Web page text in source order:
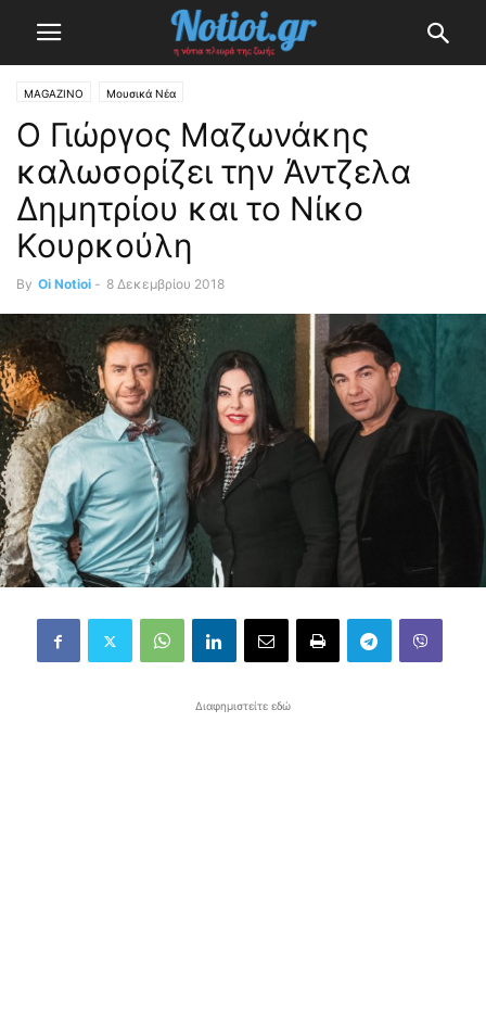
MAGAZINO Μουσικά Νέα
Ο Γιώργος Μαζωνάκης
καλωσορίζει την Άντζελα
Δημητρίου και το Νίκο
Κουρκούλη
By Oi Notioi - 8 Δεκεμβρίου 2018
Διαφημιστείτε εδώ